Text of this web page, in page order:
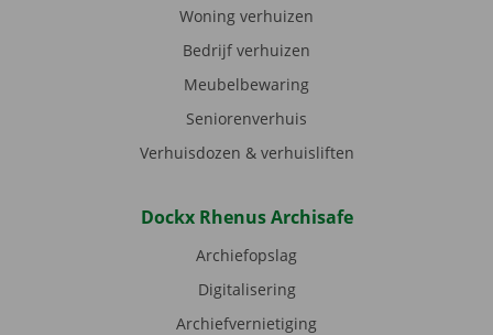
Woning verhuizen
Bedrijf verhuizen
Meubelbewaring
Seniorenverhuis
Verhuisdozen & verhuisliften
Dockx Rhenus Archisafe
Archiefopslag
Digitalisering
Archiefvernietiging